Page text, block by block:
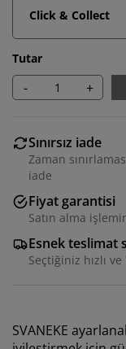
Click & Collect
Tutar
- +
Sınırsız iade
Zaman
iade
Fiyat garantisi
Satın alma
Esnek teslimat
Seçtiğiniz hızlı
SVANEKE